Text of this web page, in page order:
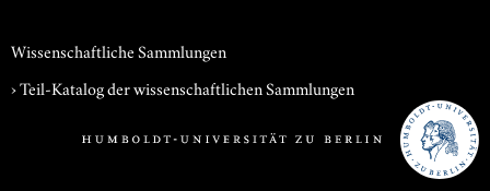
Wissenschaftliche Sammlungen
› Teil-Katalog der wissenschaftlichen Sammlungen